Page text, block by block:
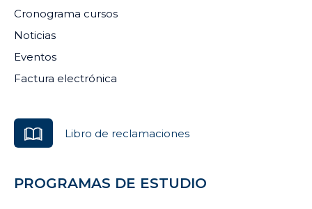
Cronograma cursos
Noticias
Eventos
Factura electrónica
Libro de reclamaciones
PROGRAMAS DE ESTUDIO